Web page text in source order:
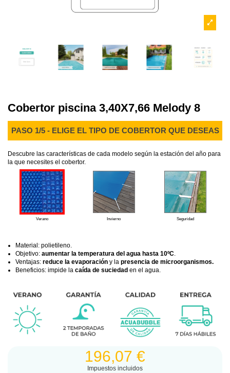
Cobertor piscina 3,40X7,66 Melody 8
PASO 1/5 - ELIGE EL TIPO DE COBERTOR QUE DESEAS
Descubre las características de cada modelo según la estación del año para
la que necesites el cobertor.
Verano Invierno Seguridad
Material: polietileno.
Objetivo: aumentar la temperatura del agua hasta 10ºC
Ventajas: reduce la evaporación y la presencia de microorganismos.
Beneficios: impide la caída de suciedad en el agua.
196,07 €
Impuestos incluidos